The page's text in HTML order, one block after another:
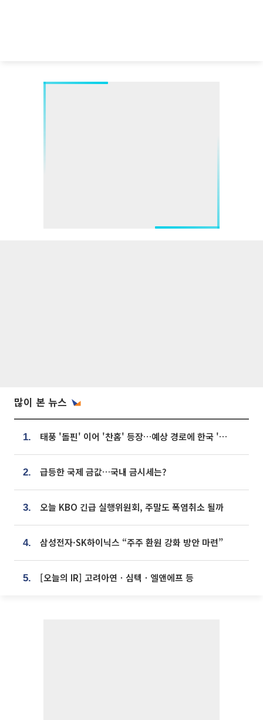
많이 본 뉴스
1. 태풍 '돌핀' 이어 '찬홈' 등장…예상 경로에 한국 '한숨'
2. 급등한 국제 금값…국내 금시세는?
3. 오늘 KBO 긴급 실행위원회, 주말도 폭염취소 될까
4. 삼성전자·SK하이닉스 “주주 환원 강화 방안 마련”
5. [오늘의 IR] 고려아연ㆍ심텍ㆍ엘앤에프 등